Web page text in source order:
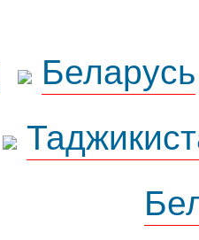
Беларусь